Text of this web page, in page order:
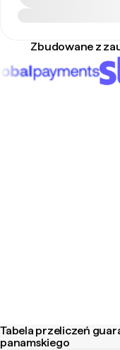
Zbudowane z
Tabela przeliczeń
panamskiego